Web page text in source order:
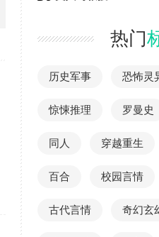
热门
历史军事 恐怖灵
惊悚推理 罗曼史
同人 穿越重生
百合 校园言情
古代言情 奇幻玄